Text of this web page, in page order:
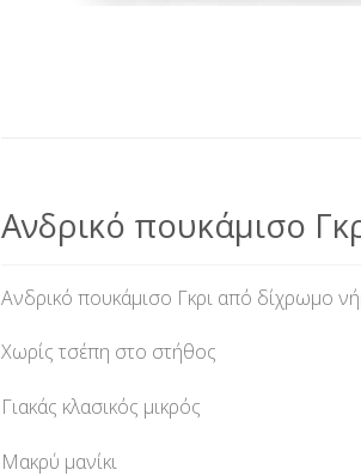
Ανδρικό πουκάμισο
Ανδρικό πουκάμισο Γκρι από δίχρωμο
Χωρίς τσέπη στο στήθος
Γιακάς κλασικός μικρός
Μακρύ μανίκι